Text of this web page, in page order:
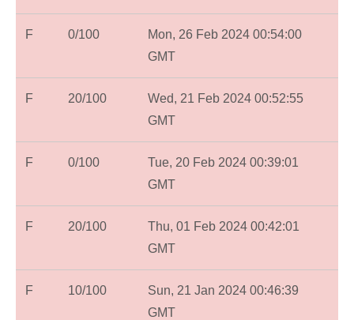
F 0/100
Mon, 26 Feb 2024 00:54:00
GMT
F 20/100
Wed, 21 Feb 2024 00:52:55
GMT
F 0/100
Tue, 20 Feb 2024 00:39:01
GMT
F 20/100
Thu, 01 Feb 2024 00:42:01
GMT
F 10/100
Sun, 21 Jan 2024 00:46:39
GMT